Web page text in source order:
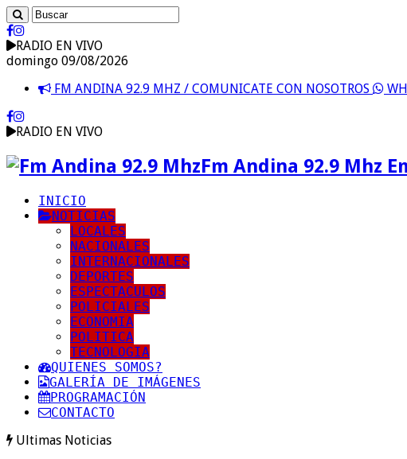
RADIO EN VIVO
domingo 09/08/2026
FM ANDINA 92.9 MHZ / COMUNICATE CON NOSOTROS
RADIO EN VIVO
Fm Andina 92.9 Mhz
INICIO
NOTICIAS
LOCALES
NACIONALES
INTERNACIONALES
DEPORTES
ESPECTACULOS
POLICIALES
ECONOMIA
POLITICA
TECNOLOGIA
QUIENES SOMOS?
GALERÍA DE IMÁGENES
PROGRAMACIÓN
CONTACTO
Ultimas Noticias